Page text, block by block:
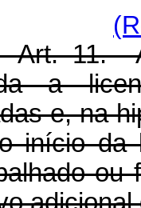
Art. 11.
a
e, na
início da
ou